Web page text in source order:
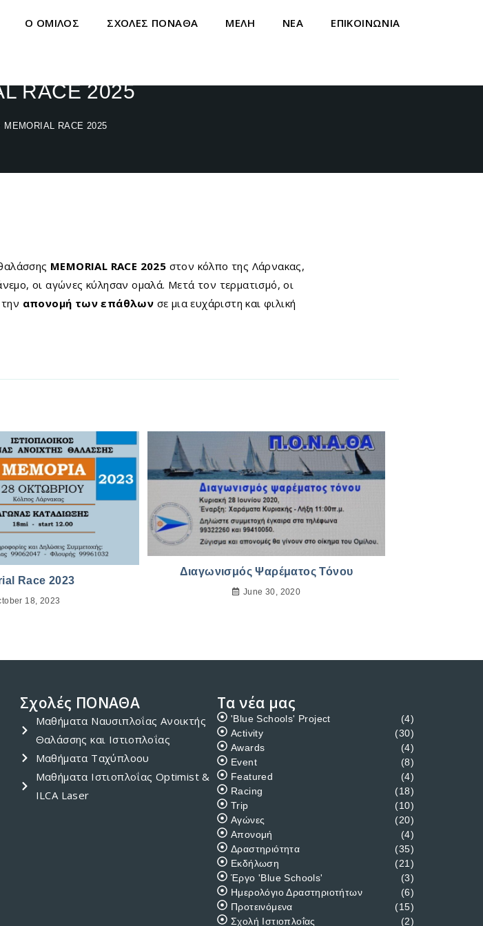
Ο ΟΜΙΛΟΣ ΣΧΟΛΕΣ ΠΟΝΑΘΑ ΜΕΛΗ ΝΕΑ ΕΠΙΚΟΙΝΩΝΙΑ
RACE 2025
MEMORIAL RACE 2025
MEMORIAL RACE 2025 στον κόλπο της Λάρνακας,
οι αγώνες κύλησαν ομαλά. Μετά τον τερματισμό, οι
απονομή των επάθλων σε μια ευχάριστη και φιλική
Race 2023
18, 2023
Διαγωνισμός Ψαρέματος Τόνου
June 30, 2020
Σχολές ΠΟΝΑΘΑ
Μαθήματα Ναυσιπλοΐας Ανοικτής
Θαλάσσης και Ιστιοπλοΐας
Μαθήματα Ταχύπλοου
Μαθήματα Ιστιοπλοΐας Optimist &
ILCA Laser
Τα νέα μας
'Blue Schools' Project
(4)
Activity
(30)
Awards
(4)
Event
(8)
Featured
(4)
Racing
(18)
Trip
(10)
Αγώνες
(20)
Απονομή
(4)
Δραστηριότητα
(35)
Εκδήλωση
(21)
Έργο 'Blue Schools'
(3)
Ημερολόγιο Δραστηριοτήτων
(6)
Προτεινόμενα
(15)
Σχολή Ιστιοπλοΐας
(2)